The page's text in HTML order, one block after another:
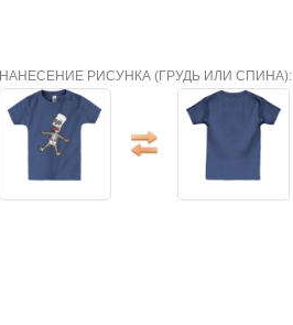
НАНЕСЕНИЕ РИСУНКА (ГРУДЬ ИЛИ СПИНА):